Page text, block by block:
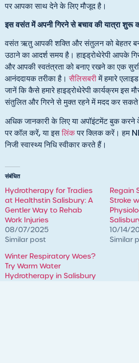
पर आपका साथ देने के लिए मौजूद है।
इस वसंत मेंअपनी गिरने से बचाव की यात्रा शुरू
वसंत ऋतु आपकी शक्ति और संतुलन को बेहतर
उठाने का आदर्श समय है। हाइड्रोथेरेपी आपके
और आपकी स्वतंत्रता को बनाए रखने का एक
आनंददायक तरीका है।सैलिसबरीमें हमारे
जानें कि कैसे हमारे हाइड्रोथेरेपी कार्यक्रम इस
संतुलित और गिरने से मुक्त रहने में मदद कर सकते
अधिक जानकारी के लिए या अपॉइंटमेंट बुक
पर कॉल करें, या इसलिंकपर क्लिक करें। हम
निजी स्वास्थ्य निधि स्वीकार करते हैं।
संबंधित
Hydrotherapy for Tradies
at Healthstin Salisbury: A
Gentler Way to Rehab
Work Injuries
08/07/2025
Similar post
Regain
Stroke
10/14/
Similar
Winter Respiratory Woes?
Try Warm Water
Hydrotherapy in Salisbury